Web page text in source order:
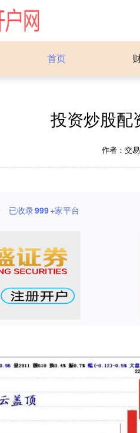
首页
投资炒股配
作者：交
已收录999+家平台